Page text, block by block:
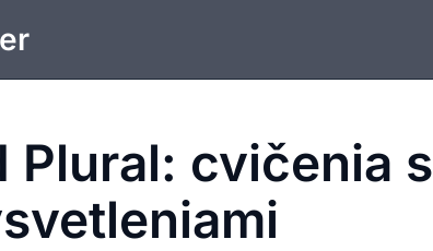
Plural: cvičenia s